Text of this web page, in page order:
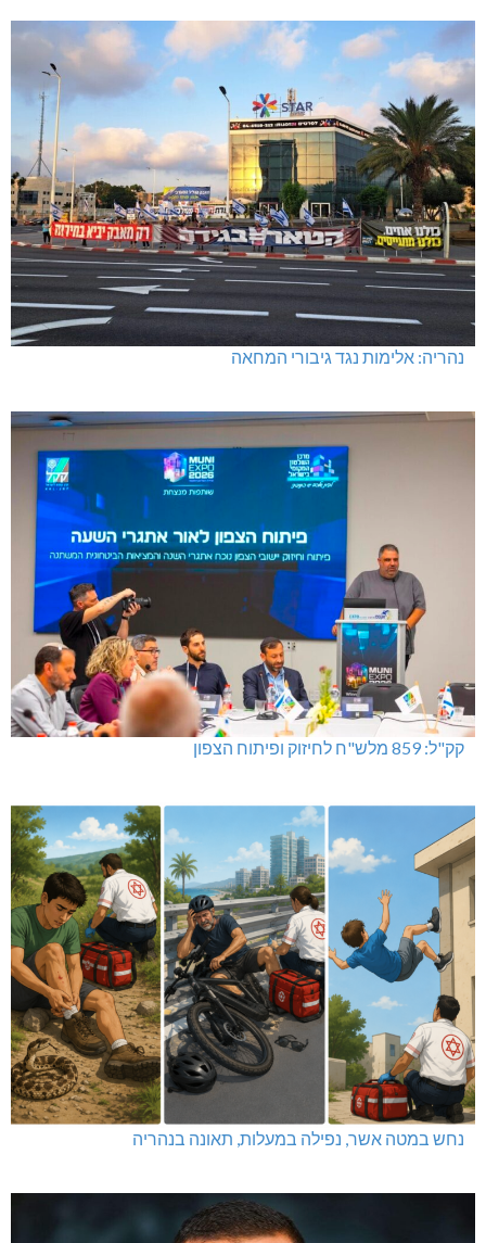
נהריה: אלימות נגד גיבורי המחאה
קק"ל: 859 מלש"ח לחיזוק ופיתוח הצפון
נחש במטה אשר, נפילה במעלות, תאונה בנהריה